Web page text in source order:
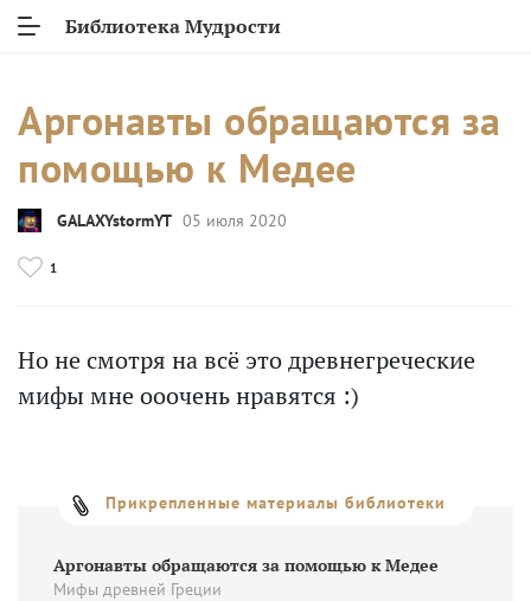
Библиотека Мудрости
Аргонавты обращаются за
помощью к Медее
GALAXYstormYT 05 июля 2020
1
Но не смотря на всё это древнегреческие
мифы мне ооочень нравятся :)
Прикрепленные материалы библиотеки
Аргонавты обращаются за помощью к Медее
Мифы древней Греции